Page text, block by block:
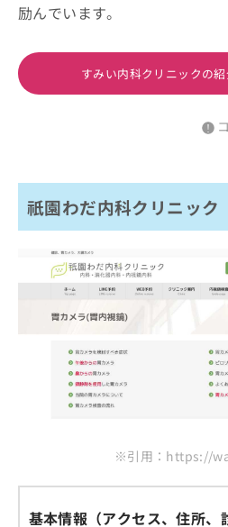
励んでいます。
すみい内科クリニックの
祇園わだ内科クリニック
※引用：https://
基本情報（アクセス、住所、